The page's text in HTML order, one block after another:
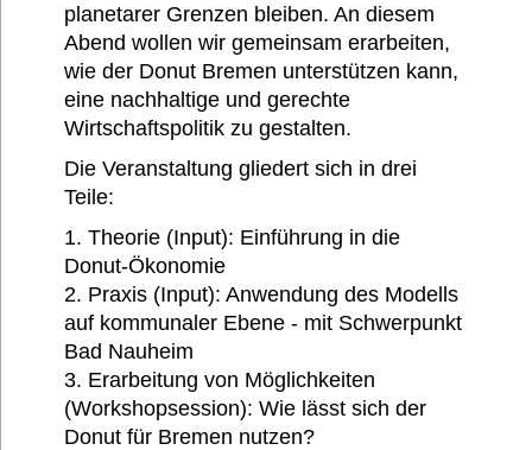
planetarer Grenzen bleiben. An diesem
Abend wollen wir gemeinsam erarbeiten,
wie der Donut Bremen unterstützen kann,
eine nachhaltige und gerechte
Wirtschaftspolitik zu gestalten.
Die Veranstaltung gliedert sich in drei
Teile:
1. Theorie (Input): Einführung in die
Donut-Ökonomie
2. Praxis (Input): Anwendung des Modells
auf kommunaler Ebene - mit Schwerpunkt
Bad Nauheim
3. Erarbeitung von Möglichkeiten
(Workshopsession): Wie lässt sich der
Donut für Bremen nutzen?